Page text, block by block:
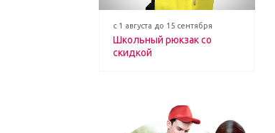
с 1 августа до 15 сентября
Школьный рюкзак со
скидкой